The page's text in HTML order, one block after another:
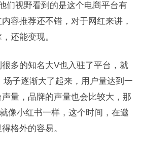
们视野看到的是这个电商平台有
容推荐还不错，对于网红来讲，
还能变现。
多的知名大V也入驻了平台，就
场子逐渐大了起来，用户量达到一
量，品牌的声量也会比较大，那
像小红书一样，这个时间，在邀
格外的容易。